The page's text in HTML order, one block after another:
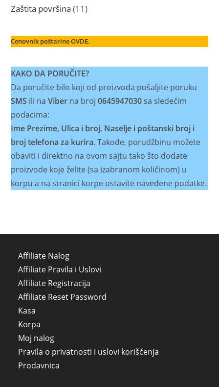
Zaštita površina 1111
Cenovnik poštarine OVDE.
KAKO DA PORUČITE?
Da poručite bilo koji od proizvoda pošaljite poruku
SMS ili naViber na broj0645947030sa sledećim
podacima:
Ime Prezime, Ulica i broj, Naselje i poštanski broj i
broj telefona za kurira.Takođe, porudžbinu možete
obaviti i direktno na ovom sajtu tako što dodate
proizvode koje želite (sa izabranom količinom) u
korpu a na stranici korpe ostavite navedene podatke.
Affiliate Nalog
Affiliate Pravila i Uslovi
Affiliate Registracija
Affiliate Reset Password
Kasa
Korpa
Moj nalog
Pravila o privatnosti i uslovi korišćenja
Prodavnica